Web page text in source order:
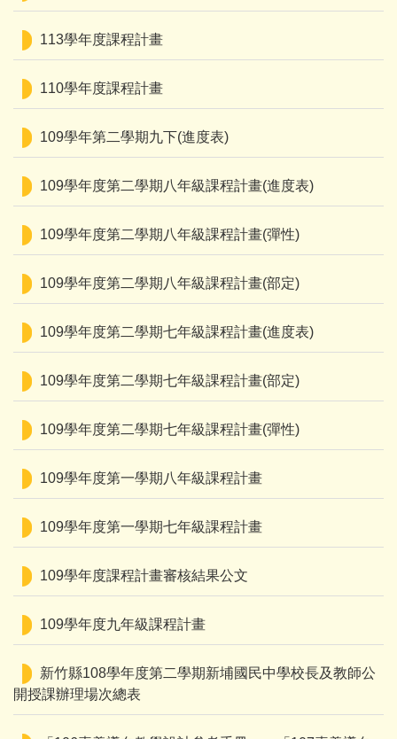
113學年度課程計畫
110學年度課程計畫
109學年第二學期九下(進度表)
109學年度第二學期八年級課程計畫(進度表)
109學年度第二學期八年級課程計畫(彈性)
109學年度第二學期八年級課程計畫(部定)
109學年度第二學期七年級課程計畫(進度表)
109學年度第二學期七年級課程計畫(部定)
109學年度第二學期七年級課程計畫(彈性)
109學年度第一學期八年級課程計畫
109學年度第一學期七年級課程計畫
109學年度課程計畫審核結果公文
109學年度九年級課程計畫
新竹縣108學年度第二學期新埔國民中學校長及教師公
開授課辦理場次總表